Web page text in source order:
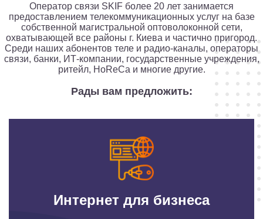
Оператор связи SKIF более 20 лет занимается
предоставлением телекоммуникационных услуг на базе
собственной магистральной оптоволоконной сети,
охватывающей все районы г. Киева и частично пригород.
Среди наших абонентов теле и радио-каналы, операторы
связи, банки, ИТ-компании, государственные учреждения,
ритейл, HoReCa и многие другие.
Рады вам предложить:
Интернет для бизнеса